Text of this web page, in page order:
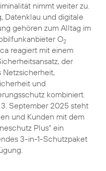
nimmt weiter zu.
Datenklau und digitale
gehören zum Alltag im
O2
reagiert mit einem
der
Netzsicherheit,
und
kombiniert.
September 2025 steht
und Kunden mit dem
Plus“ ein
3-in-1-Schutzpaket